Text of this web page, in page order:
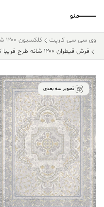
منو
وی سی سی کارپت
کلکسیون ۱۲۰۰ شانه قیطران
فرش قیطران ۱۲۰۰ شانه طرح فریبا کرم
تصویر سه بعدی